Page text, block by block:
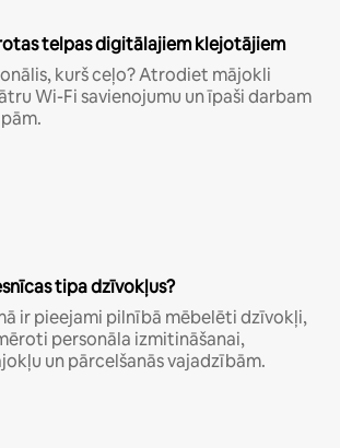
telpas digitālajiem klejotājiem
kurš ceļo? Atrodiet mājokli
Wi-Fi savienojumu un īpaši darbam
tipa dzīvokļus?
ir pieejami pilnībā mēbelēti dzīvokļi,
personāla izmitināšanai,
un pārcelšanās vajadzībām.